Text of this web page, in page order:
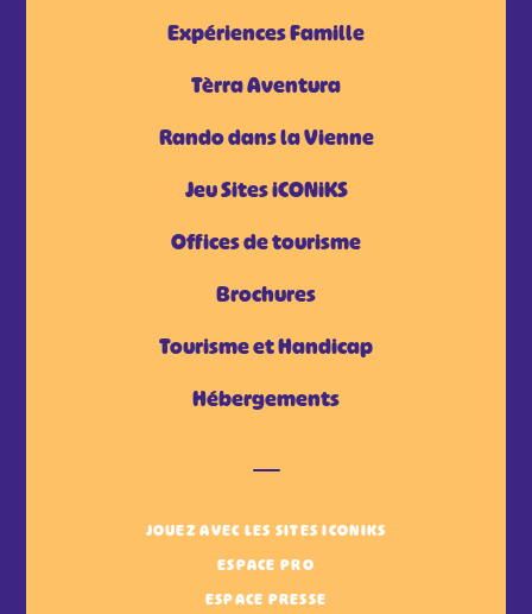
Expériences Famille
Tèrra Aventura
Rando dans la Vienne
Jeu Sites iCONiKS
Offices de tourisme
Brochures
Tourisme et Handicap
Hébergements
JOUEZ AVEC LES SITES ICONIKS
ESPACE PRO
ESPACE PRESSE